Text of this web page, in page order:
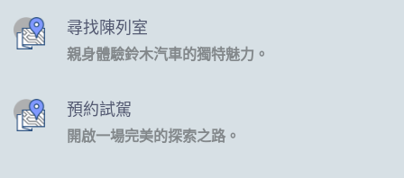
尋找陳列室
親身體驗鈴木汽車的獨特魅力。
預約試駕
開啟一場完美的探索之路。